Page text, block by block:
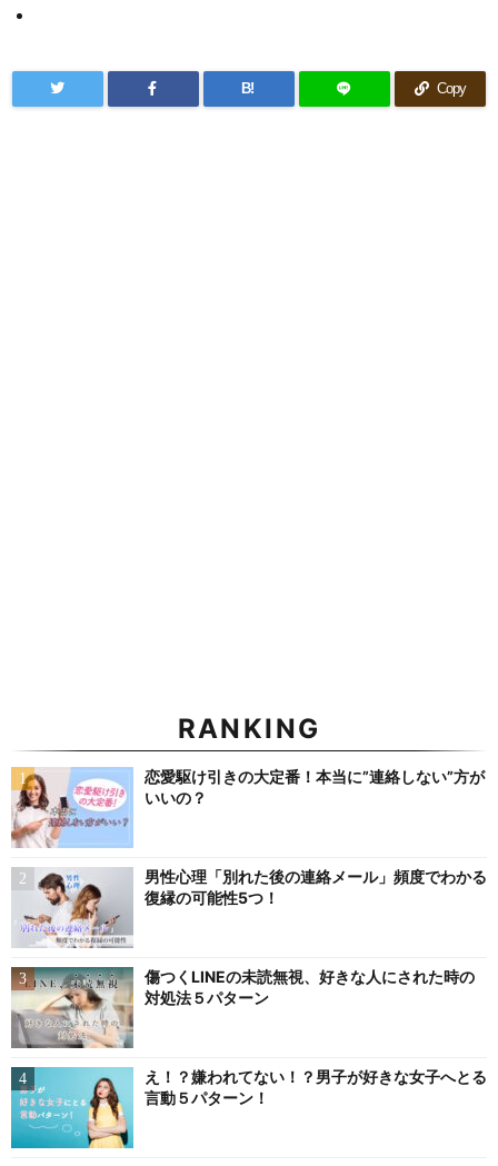
B! Copy
RANKING
恋愛駆け引きの大定番！本当に”連絡しない”方が
いいの？
男性心理「別れた後の連絡メール」頻度でわかる
復縁の可能性5つ！
傷つくLINEの未読無視、好きな人にされた時の
対処法５パターン
え！？嫌われてない！？男子が好きな女子へとる
言動５パターン！